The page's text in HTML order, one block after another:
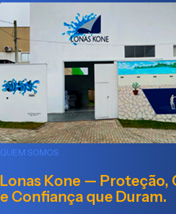
QUEM SOMOS
Lonas Kone — Proteção,
e Confiança que Duram.